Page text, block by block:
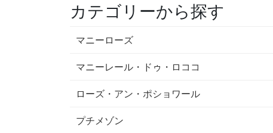
カテゴリーから探す
マニーローズ
マニーレール・ドゥ・ロココ
ローズ・アン・ポショワール
プチメゾン